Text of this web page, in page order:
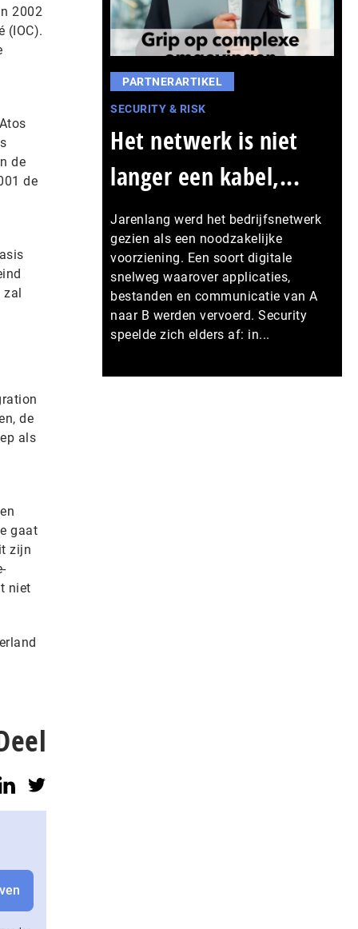
2002
(IOC).
de
de
zal
de
als
gaat
zijn
niet
PARTNERARTIKEL
SECURITY & RISK
Het netwerk is niet
langer een kabel,...
Jarenlang werd het bedrijfsnetwerk
gezien als een noodzakelijke
voorziening. Een soort digitale
snelweg waarover applicaties,
bestanden en communicatie van A
naar B werden vervoerd. Security
speelde zich elders af: in...